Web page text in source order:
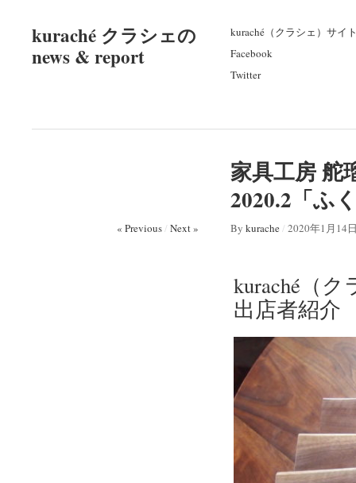
kuraché クラシェの
news & report
kuraché（クラシェ）サイ
Facebook
Twitter
家具工房 舵
2020.2「ふ
« Previous/ Next » By kurache/ 2020年1月14
kuraché（
出店者紹介